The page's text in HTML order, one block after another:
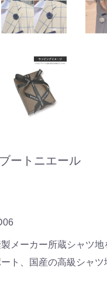
ートニエール
メーカー所蔵シャツ
ート、国産の高級シャ